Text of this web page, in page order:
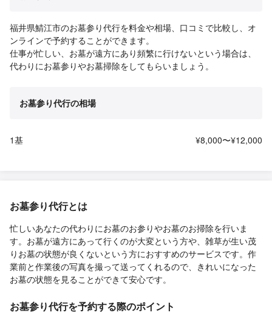
福井県鯖江市のお墓参り代行を料金や相場、口コミで比較し、オ
ンラインで予約することができます。
仕事が忙しい、お墓が遠方にあり頻繁に行けないという場合は、
代わりにお墓参りやお墓掃除をしてもらいましょう。
お墓参り代行の相場
1基 ¥8,000〜¥12,000
お墓参り代行とは
忙しいあなたの代わりにお墓のお参りやお墓のお掃除を行いま
す。お墓が遠方にあって行くのが大変という方や、雑草が生い茂
りお墓の状態が良くないという方におすすめのサービスです。作
業前と作業後の写真を撮って送ってくれるので、きれいになった
お墓の状態を見ることができて安心です。
お墓参り代行を予約する際のポイント